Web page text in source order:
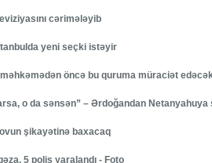
cərimələyib
yeni seçki istəyir
öncə bu quruma müraciət
o da sənsən” – Ərdoğandan
şikayətinə baxacaq
5 polis yaralandı - Foto